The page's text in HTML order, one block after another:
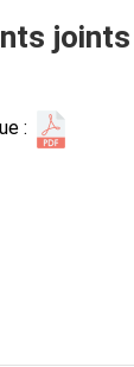
joints
: